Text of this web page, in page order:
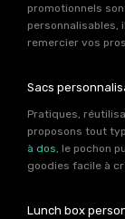
promotionnels
personnalisables,
remercier vos
Sacs
Pratiques,
proposons tout
à dos, le pochon
goodies facile à
Lunch box